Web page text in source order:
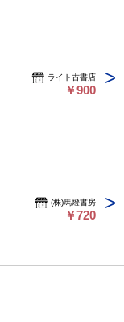
ライト古書店
￥900
(株)馬燈書房
￥720